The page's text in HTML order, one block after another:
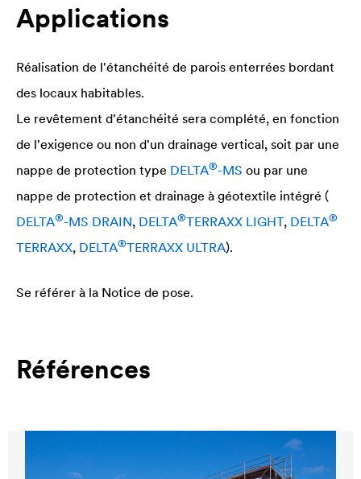
Applications
Réalisation de l'étanchéité de parois enterrées bordant
des locaux habitables.
Le revêtement d'étanchéité sera complété, en fonction
de l'exigence ou non d'un drainage vertical, soit par une
nappe de protection type DELTA®-MS ou par une
nappe de protection et drainage à géotextile intégré (
DELTA®-MS DRAIN, DELTA®TERRAXX LIGHT, DELTA®
TERRAXX, DELTA®TERRAXX ULTRA).
Se référer à la Notice de pose.
Références